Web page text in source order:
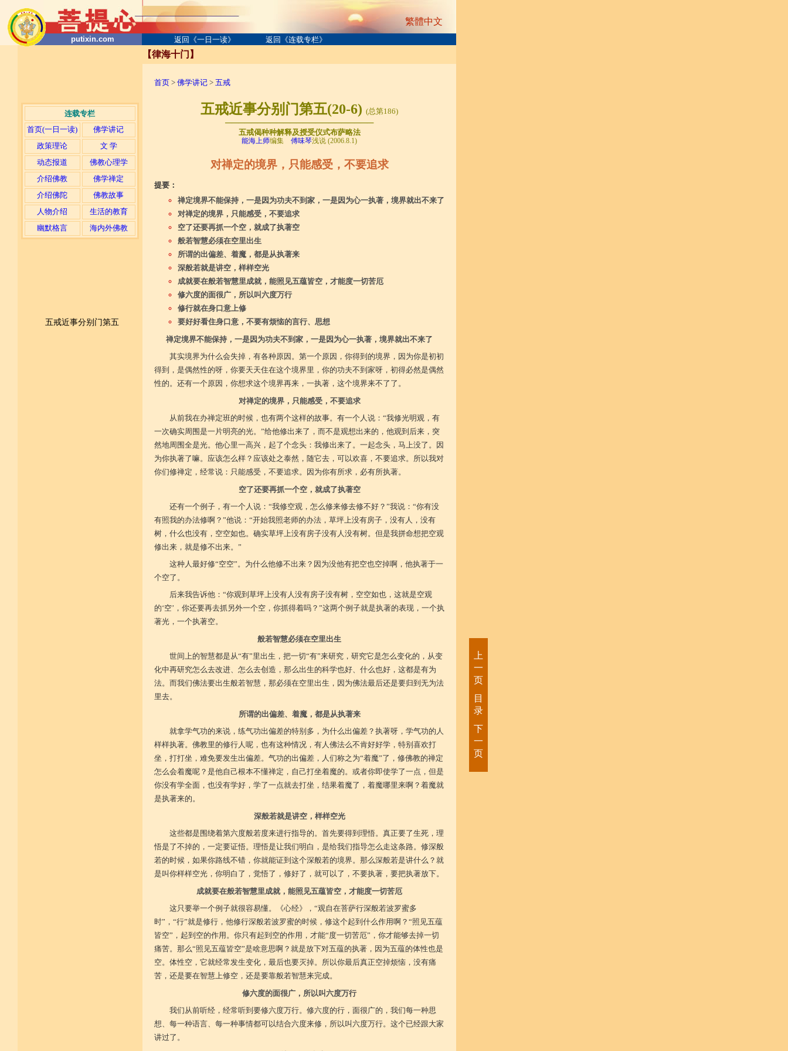
putixin.com 返回《一日一读》 返回《连载专栏》
连载专栏
首页(一日一读)
佛学讲记
政策理论
文 学
动态报道
佛教心理学
介绍佛教
佛学禅定
介绍佛陀
佛教故事
人物介绍
生活的教育
幽默格言
海内外佛教
【律海十门】
首页 > 佛学讲记 > 五戒
五戒近事分别门第五(20-6) (总第186)
───────────────────────
五戒偈种种解释及授受仪式布萨略法
能海上师编集 傅味琴浅说 (2006.8.1)
对禅定的境界，只能感受，不要追求
提要：
禅定境界不能保持，一是因为功夫不到家，一是因为心一执著，境界就出不来了
对禅定的境界，只能感受，不要追求
空了还要再抓一个空，就成了执著空
般若智慧必须在空里出生
所谓的出偏差、着魔，都是从执著来
深般若就是讲空，样样空光
成就要在般若智慧里成就，能照见五蕴皆空，才能度一切苦厄
修六度的面很广，所以叫六度万行
修行就在身口意上修
要好好看住身口意，不要有烦恼的言行、思想
禅定境界不能保持，一是因为功夫不到家，一是因为心一执著，境界就出不来了
其实境界为什么会失掉，有各种原因。第一个原因，你得到的境界，因为你是初初
得到，是偶然性的呀，你要天天住在这个境界里，你的功夫不到家呀，初得必然是偶然
性的。还有一个原因，你想求这个境界再来，一执著，这个境界来不了了。
对禅定的境界，只能感受，不要追求
从前我在办禅定班的时候，也有两个这样的故事。有一个人说：“我修光明观，有
一次确实周围是一片明亮的光。”给他修出来了，而不是观想出来的，他观到后来，突
然地周围全是光。他心里一高兴，起了个念头：我修出来了。一起念头，马上没了。因
为你执著了嘛。应该怎么样？应该处之泰然，随它去，可以欢喜，不要追求。所以我对
你们修禅定，经常说：只能感受，不要追求。因为你有所求，必有所执著。
空了还要再抓一个空，就成了执著空
还有一个例子，有一个人说：“我修空观，怎么修来修去修不好？”我说：“你有没
有照我的办法修啊？”他说：“开始我照老师的办法，草坪上没有房子，没有人，没有
树，什么也没有，空空如也。确实草坪上没有房子没有人没有树。但是我拼命想把空观
修出来，就是修不出来。”
这种人最好修“空空”。为什么他修不出来？因为没他有把空也空掉啊，他执著于一
个空了。
后来我告诉他：“你观到草坪上没有人没有房子没有树，空空如也，这就是空观
的‘空’，你还要再去抓另外一个空，你抓得着吗？”这两个例子就是执著的表现，一个执
著光，一个执著空。
般若智慧必须在空里出生
世间上的智慧都是从“有”里出生，把一切“有”来研究，研究它是怎么变化的，从变
化中再研究怎么去改进、怎么去创造，那么出生的科学也好、什么也好，这都是有为
法。而我们佛法要出生般若智慧，那必须在空里出生，因为佛法最后还是要归到无为法
里去。
所谓的出偏差、着魔，都是从执著来
就拿学气功的来说，练气功出偏差的特别多，为什么出偏差？执著呀，学气功的人
样样执著。佛教里的修行人呢，也有这种情况，有人佛法么不肯好好学，特别喜欢打
坐，打打坐，难免要发生出偏差。气功的出偏差，人们称之为“着魔”了，修佛教的禅定
怎么会着魔呢？是他自己根本不懂禅定，自己打坐着魔的。或者你即使学了一点，但是
你没有学全面，也没有学好，学了一点就去打坐，结果着魔了，着魔哪里来啊？着魔就
是执著来的。
深般若就是讲空，样样空光
这些都是围绕着第六度般若度来进行指导的。首先要得到理悟。真正要了生死，理
悟是了不掉的，一定要证悟。理悟是让我们明白，是给我们指导怎么走这条路。修深般
若的时候，如果你路线不错，你就能证到这个深般若的境界。那么深般若是讲什么？就
是叫你样样空光，你明白了，觉悟了，修好了，就可以了，不要执著，要把执著放下。
成就要在般若智慧里成就，能照见五蕴皆空，才能度一切苦厄
这只要举一个例子就很容易懂。《心经》，“观自在菩萨行深般若波罗蜜多
时”，“行”就是修行，他修行深般若波罗蜜的时候，修这个起到什么作用啊？“照见五蕴
皆空”，起到空的作用。你只有起到空的作用，才能“度一切苦厄”，你才能够去掉一切
痛苦。那么“照见五蕴皆空”是啥意思啊？就是放下对五蕴的执著，因为五蕴的体性也是
空。体性空，它就经常发生变化，最后也要灭掉。所以你最后真正空掉烦恼，没有痛
苦，还是要在智慧上修空，还是要靠般若智慧来完成。
修六度的面很广，所以叫六度万行
我们从前听经，经常听到要修六度万行。修六度的行，面很广的，我们每一种思
想、每一种语言、每一种事情都可以结合六度来修，所以叫六度万行。这个已经跟大家
讲过了。
繁體中文
五戒近事分别门第五
上
一
页
目
录
下
一
页